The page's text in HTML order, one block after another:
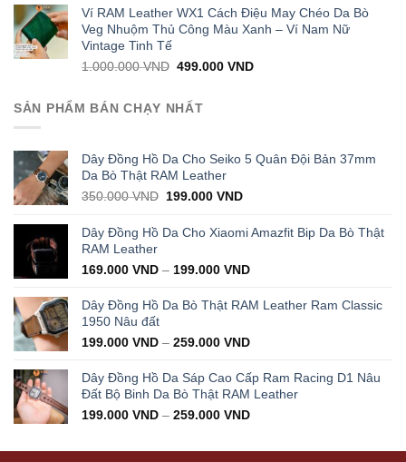
was:
1.000.000 VND.
is:
399.000 VND.
Ví RAM Leather WX1 Cách Điệu May Chéo Da Bò
Veg Nhuộm Thủ Công Màu Xanh – Ví Nam Nữ
Vintage Tinh Tế
1.000.000VND Original
was:
1.000.000 VND.
499.000VNDCurrent
SẢN PHẨM BÁN CHẠY NHẤT
Dây Đồng Hồ Da Cho Seiko 5 Quân Đội Bản 37mm
Da Bò Thật RAM Leather
350.000VND Original
was:
199.000VNDCurrent
is:
199.000 VND.
Dây Đồng Hồ Da Cho Xiaomi Amazfit Bip Da Bò Thật
RAM Leather
169.000 VND – 199.000 VND
Dây Đồng Hồ Da Bò Thật RAM Leather Ram Classic
1950 Nâu đất
199.000 VND – 259.000 VND
Dây Đồng Hồ Da Sáp Cao Cấp Ram Racing D1 Nâu
Đất Bộ Binh Da Bò Thật RAM Leather
199.000 VND – 259.000 VND